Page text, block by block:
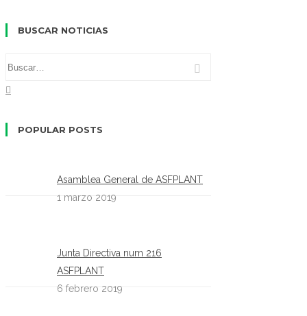
BUSCAR NOTICIAS
POPULAR POSTS
Asamblea General de ASFPLANT
1 marzo 2019
Junta Directiva num 216
ASFPLANT
6 febrero 2019